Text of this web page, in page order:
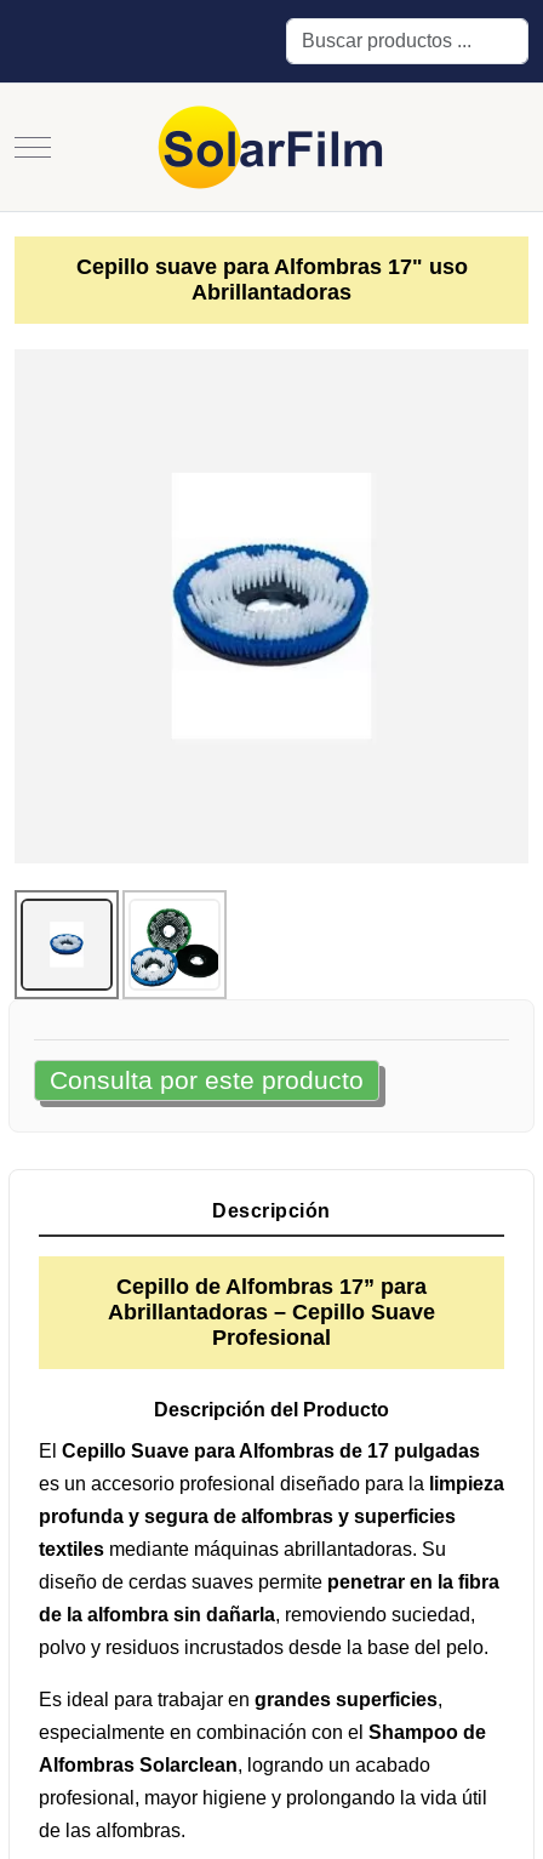
Buscar
Mobile Menu Toggle
Cepillo suave para Alfombras 17" uso
Abrillantadoras
Consulta por este producto
Descripción
Cepillo de Alfombras 17” para
Abrillantadoras – Cepillo Suave
Profesional
Descripción del Producto
El Cepillo Suave para Alfombras de 17 pulgadas
es un accesorio profesional diseñado para la limpieza
profunda y segura de alfombras y superficies
textiles mediante máquinas abrillantadoras. Su
diseño de cerdas suaves permite penetrar en la fibra
de la alfombra sin dañarla, removiendo suciedad,
polvo y residuos incrustados desde la base del pelo.
Es ideal para trabajar en grandes superficies,
especialmente en combinación con el Shampoo de
Alfombras Solarclean, logrando un acabado
profesional, mayor higiene y prolongando la vida útil
de las alfombras.